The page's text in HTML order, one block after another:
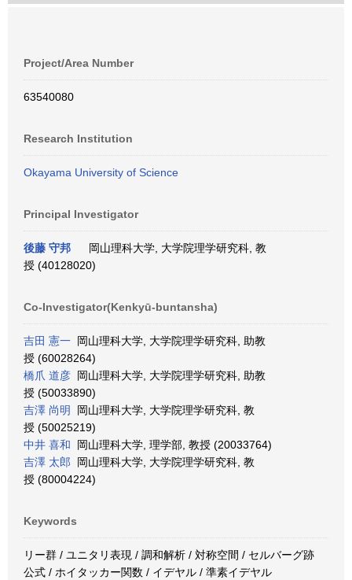
Project/Area Number
63540080
Research Institution
Okayama University of Science
Principal Investigator
後藤 守邦
岡山理科大学, 大学院理学研究科, 教
授 (40128020)
Co-Investigator(Kenkyū-buntansha)
吉田 憲一 岡山理科大学, 大学院理学研究科, 助教
授 (60028264)
橋爪 道彦 岡山理科大学, 大学院理学研究科, 助教
授 (50033890)
吉澤 尚明
岡山理科大学, 大学院理学研究科, 教
授 (50025219)
中井 喜和 岡山理科大学, 理学部, 教授 (20033764)
吉澤 太郎 岡山理科大学, 大学院理学研究科, 教
授 (80004224)
Keywords
リー群 / ユニタリ表現 / 調和解析 / 対称空間 / セルバーグ跡
公式 / ホイタッカー関数 / イデヤル / 準素イデヤル